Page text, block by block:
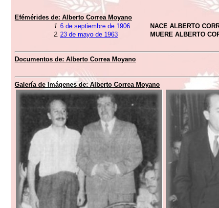
Efémérides de: Alberto Correa Moyano
1. 6 de septiembre de 1906
NACE ALBERTO
2. 23 de mayo de 1963 MUERE ALBERTO
Documentos de: Alberto Correa Moyano
Galería de Imágenes de:Alberto Correa Moyano